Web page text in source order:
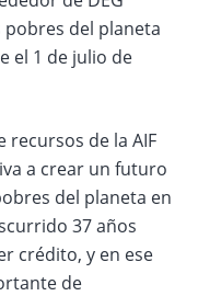
pobres del planeta
el 1 de julio de
recursos de la AIF
a crear un futuro
del planeta en
37 años
crédito, y en ese
de